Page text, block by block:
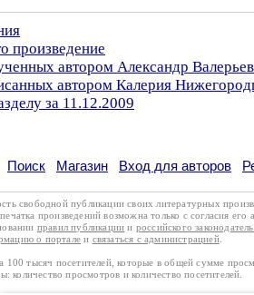
произведение
автором Александр
автором Калерия
за 11.12.2009
Поиск Магазин Вход для авторов
свободной публикации своих литературных
произведений возможна только с согласия
правил публикации и российского
о портале и связаться с администрацией.
100 тысяч посетителей, которые в общей сумме
количество просмотров и количество посетителей.